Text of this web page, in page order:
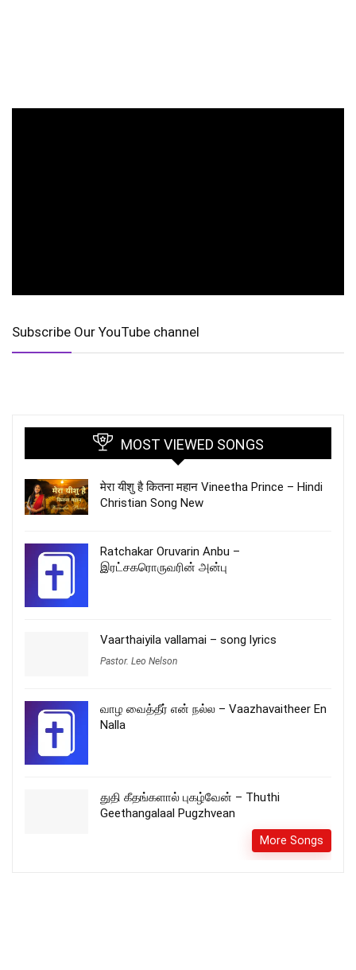
Subscribe Our YouTube channel
MOST VIEWED SONGS
मेरा यीशु है कितना महान Vineetha Prince – Hindi
Christian Song New
Ratchakar Oruvarin Anbu –
இரட்சகரொருவரின் அன்பு
Vaarthaiyila vallamai – song lyrics
Pastor. Leo Nelson
வாழ வைத்தீர் என் நல்ல – Vaazhavaitheer En
Nalla
துதி கீதங்களால் புகழ்வேன் – Thuthi
Geethangalaal Pugzhvean
More Songs